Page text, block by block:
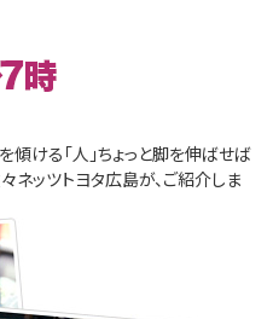
傾ける「人」ちょっと脚を伸ばせば
ネッツトヨタ広島が、ご紹介しま